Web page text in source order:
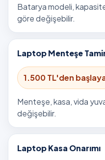
Batarya modeli,
göre değişebilir.
Laptop Menteşe
1.500 TL'den
Menteşe, kasa, vida
değişebilir.
Laptop Kasa Onarımı